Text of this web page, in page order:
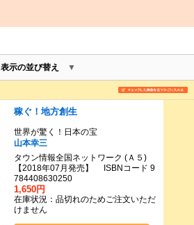
表示の並び替え
稼ぐ！地方創生
世界が驚く！日本の宝
山本幸三
タウン情報全国ネットワーク (Ａ５)
【2018年07月発売】 ISBNコード 9
784408630250
1,650円
在庫状況：品切れのためご注文いただ
けません